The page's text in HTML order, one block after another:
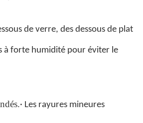
de verre, des dessous de plat
à forte humidité pour éviter le
· Les rayures mineures